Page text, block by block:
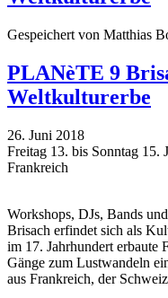
Gespeichert von Matthias
PLANèTE 9
Weltkulturerbe
26. Juni 2018
Freitag 13. bis Sonntag 15.
Frankreich
Workshops, DJs, Bands
Brisach erfindet sich als
im 17. Jahrhundert erbaute
Gänge zum Lustwandeln
aus Frankreich, der